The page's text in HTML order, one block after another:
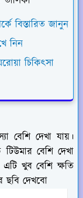
বিস্তারিত জানুন
নিন
চিকিৎসা
বেশি দেখা যায়।
বেশি দেখা
খুব বেশি ক্ষতি
ছবি দেখবো